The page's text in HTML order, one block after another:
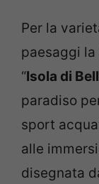
Per la
paesaggi
“Isola di
paradiso
sport
alle
disegnata